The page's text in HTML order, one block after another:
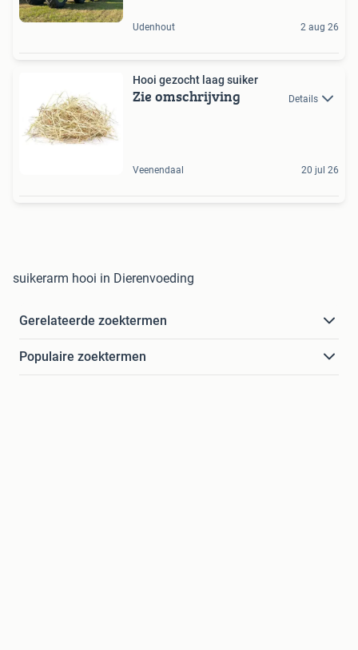
Udenhout 2 aug 26
Hooi gezocht laag suiker
Zie omschrijving Details
Veenendaal 20 jul 26
suikerarm hooi in Dierenvoeding
Gerelateerde zoektermen
Populaire zoektermen